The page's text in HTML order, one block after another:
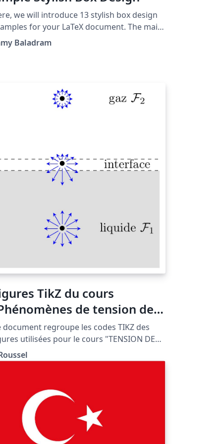
we will introduce 13 stylish box design
for your LaTeX document. The main
used in this example is tcolorbox and
for better font selection. The rest
Baladram
TikZ du cours
de tension de
document regroupe les codes TIKZ des
utilisées pour le cours "TENSION DE
situé à la page http://femto-
mecanique_des_fluides/mecaflu_